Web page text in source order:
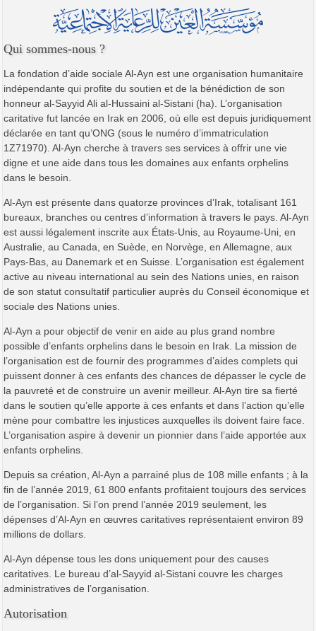
Qui sommes-nous ?
La fondation d’aide sociale Al-Ayn est une organisation humanitaire
indépendante qui profite du soutien et de la bénédiction de son
honneur al-Sayyid Ali al-Hussaini al-Sistani (ha). L’organisation
caritative fut lancée en Irak en 2006, où elle est depuis juridiquement
déclarée en tant qu’ONG (sous le numéro d’immatriculation
1Z71970). Al-Ayn cherche à travers ses services à offrir une vie
digne et une aide dans tous les domaines aux enfants orphelins
dans le besoin.
Al-Ayn est présente dans quatorze provinces d’Irak, totalisant 161
bureaux, branches ou centres d’information à travers le pays. Al-Ayn
est aussi légalement inscrite aux États-Unis, au Royaume-Uni, en
Australie, au Canada, en Suède, en Norvège, en Allemagne, aux
Pays-Bas, au Danemark et en Suisse. L’organisation est également
active au niveau international au sein des Nations unies, en raison
de son statut consultatif particulier auprès du Conseil économique et
sociale des Nations unies.
Al-Ayn a pour objectif de venir en aide au plus grand nombre
possible d’enfants orphelins dans le besoin en Irak. La mission de
l’organisation est de fournir des programmes d’aides complets qui
puissent donner à ces enfants des chances de dépasser le cycle de
la pauvreté et de construire un avenir meilleur. Al-Ayn tire sa fierté
dans le soutien qu’elle apporte à ces enfants et dans l’action qu’elle
mène pour combattre les injustices auxquelles ils doivent faire face.
L’organisation aspire à devenir un pionnier dans l’aide apportée aux
enfants orphelins.
Depuis sa création, Al-Ayn a parrainé plus de 108 mille enfants ; à la
fin de l’année 2019, 61 800 enfants profitaient toujours des services
de l’organisation. Si l’on prend l’année 2019 seulement, les
dépenses d’Al-Ayn en œuvres caritatives représentaient environ 89
millions de dollars.
Al-Ayn dépense tous les dons uniquement pour des causes
caritatives. Le bureau d’al-Sayyid al-Sistani couvre les charges
administratives de l’organisation.
Autorisation